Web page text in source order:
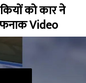
को कार ने
Video